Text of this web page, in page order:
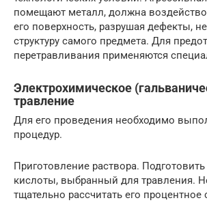
помещают металл, должна
его поверхность, разрушая дефекты,
структуру самого предмета. Для
перетравливания применяются
Электрохимическое
травление
Для его проведения необходимо
процедур.
Приготовление раствора.
кислоты, выбранный для травления.
тщательно рассчитать его процентное